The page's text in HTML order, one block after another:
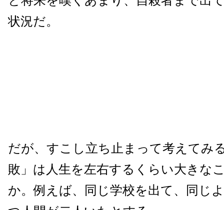
状況だ。
だが、すこし立ち止まって考えてみ
敗」は人生を左右するくらい大きな
か。例えば、同じ学校を出て、同じ